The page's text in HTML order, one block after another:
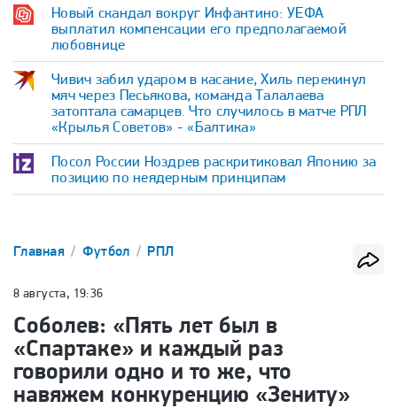
Новый скандал вокруг Инфантино: УЕФА
выплатил компенсации его предполагаемой
любовнице
Чивич забил ударом в касание, Хиль перекинул
мяч через Песьякова, команда Талалаева
затоптала самарцев. Что случилось в матче РПЛ
«Крылья Советов» - «Балтика»
Посол России Ноздрев раскритиковал Японию за
позицию по неядерным принципам
Главная Футбол РПЛ
8 августа, 19:36
Соболев: «Пять лет был в
«Спартаке» и каждый раз
говорили одно и то же, что
навяжем конкуренцию «Зениту»